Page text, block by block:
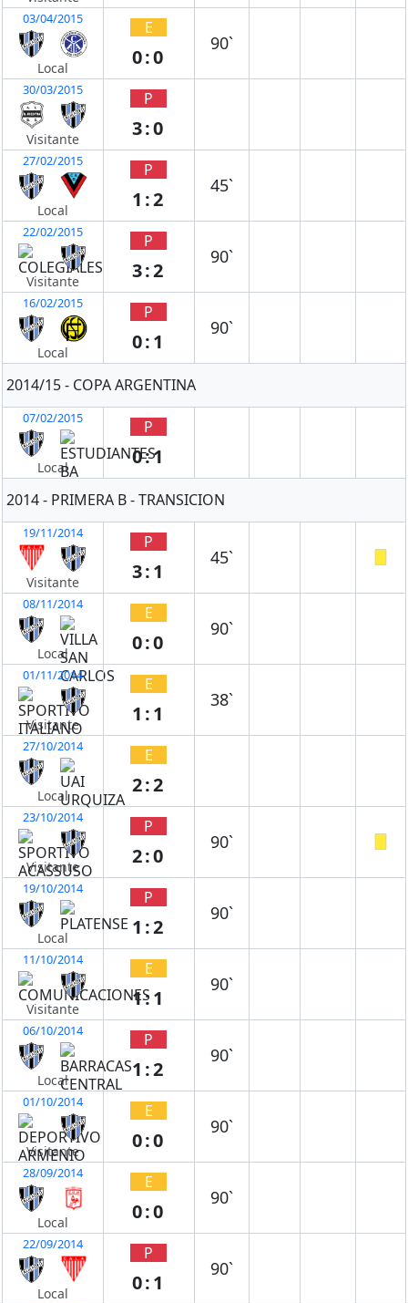
03/04/2015
Local
E
0:0
90`
30/03/2015
Visitante
P
3:0
27/02/2015
Local
P
1:2
45`
22/02/2015
Visitante
P
3:2
90`
16/02/2015
Local
P
0:1
90`
2014/15 - COPA ARGENTINA
07/02/2015
Local
P
0:1
2014 - PRIMERA B - TRANSICION
19/11/2014
Visitante
P
3:1
45`
08/11/2014
Local
E
0:0
90`
01/11/2014
Visitante
E
1:1
38`
27/10/2014
Local
E
2:2
23/10/2014
Visitante
P
2:0
90`
19/10/2014
Local
P
1:2
90`
11/10/2014
Visitante
E
1:1
90`
06/10/2014
Local
P
1:2
90`
01/10/2014
Visitante
E
0:0
90`
28/09/2014
Local
E
0:0
90`
22/09/2014
Local
P
0:1
90`